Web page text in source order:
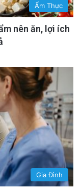
Ẩm Thực
nên ăn, lợi ích
Gia Đình